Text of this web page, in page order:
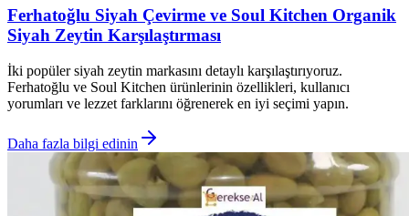
Ferhatoğlu Siyah Çevirme ve Soul Kitchen Organik
Siyah Zeytin Karşılaştırması
İki popüler siyah zeytin markasını detaylı karşılaştırıyoruz.
Ferhatoğlu ve Soul Kitchen ürünlerinin özellikleri, kullanıcı
yorumları ve lezzet farklarını öğrenerek en iyi seçimi yapın.
Daha fazla bilgi edinin